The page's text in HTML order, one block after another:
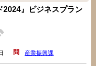
2024』ビジネスプラン
産業振興課